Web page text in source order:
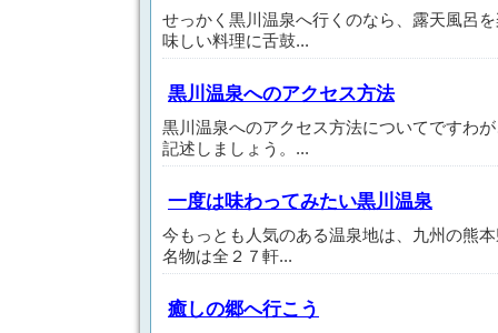
せっかく黒川温泉へ行くのなら、露天風呂
味しい料理に舌鼓...
黒川温泉へのアクセス方法
黒川温泉へのアクセス方法についてですわ
記述しましょう。...
一度は味わってみたい黒川温泉
今もっとも人気のある温泉地は、九州の熊
名物は全２７軒...
癒しの郷へ行こう